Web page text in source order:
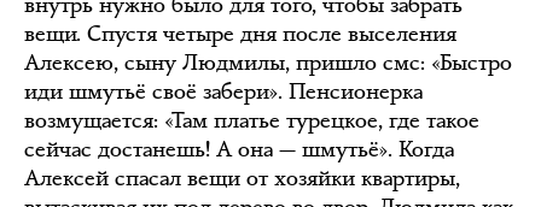
вещи. Спустя четыре дня после выселения
Алексею, сыну Людмилы, пришло смс: «Быстро
иди шмутьё своё забери». Пенсионерка
возмущается: «Там платье турецкое, где такое
сейчас достанешь! А она — шмутьё». Когда
Алексей спасал вещи от хозяйки квартиры,